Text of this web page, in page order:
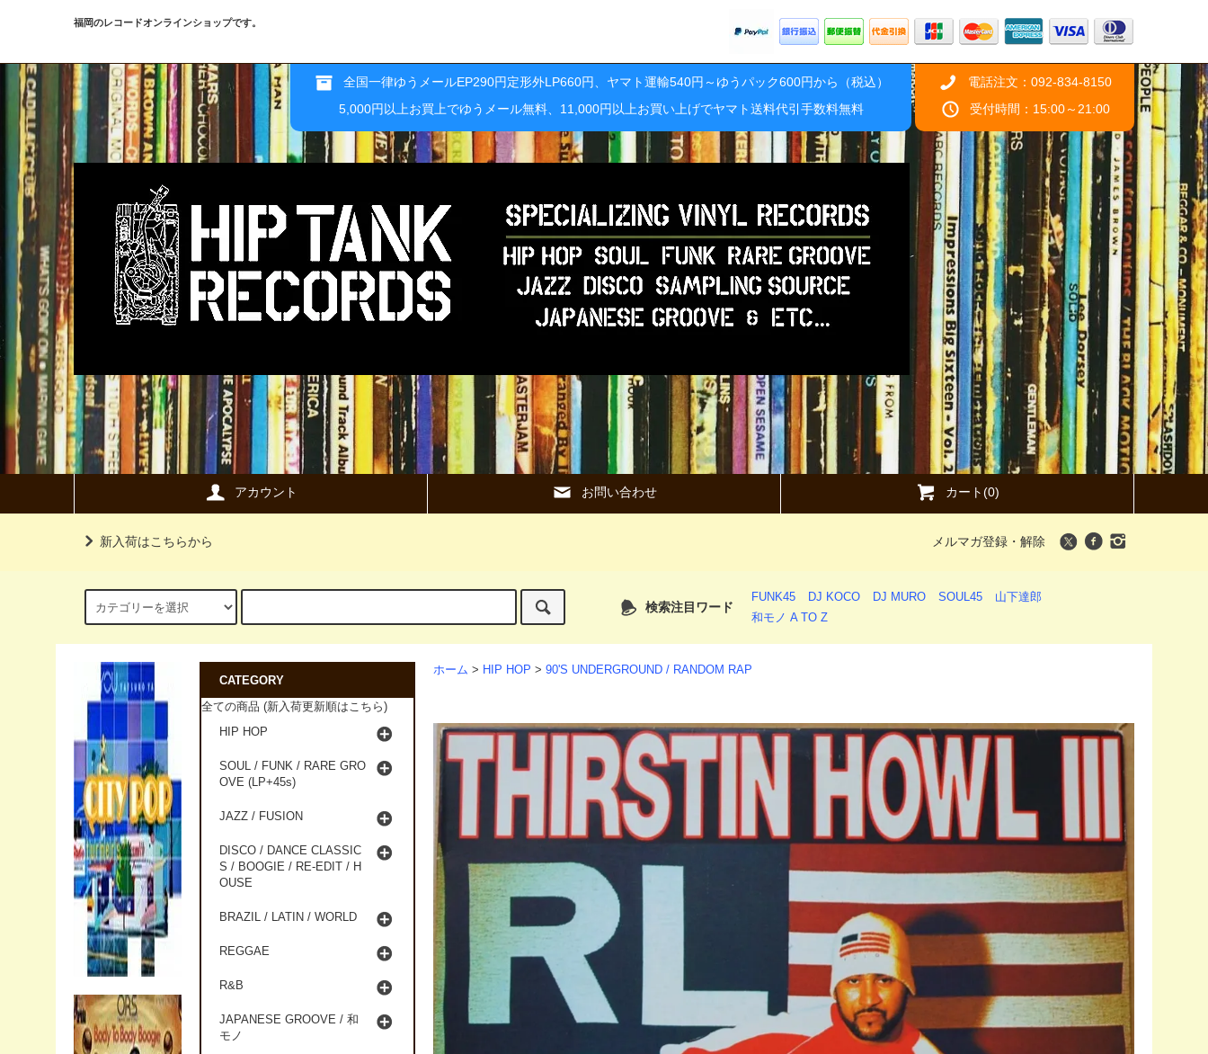
福岡のレコードオンラインショップです。
全国一律ゆうメールEP290円定形外LP660円、ヤマト運輸540円～ゆうパック600円から（税込）
5,000円以上お買上でゆうメール無料、11,000円以上お買い上げでヤマト送料代引手数料無料
電話注文：092-834-8150
受付時間：15:00～21:00
アカウント お問い合わせ カート(0)
新入荷はこちらから メルマガ登録・解除
検索注目ワード
FUNK45 DJ KOCO DJ MURO SOUL45
山下達郎
和モノ A TO Z
ホーム > HIP HOP > 90'S UNDERGROUND / RANDOM RAP
CATEGORY
全ての商品 (新入荷更新順はこちら)
HIP HOP
SOUL / FUNK / RARE GRO
OVE (LP+45s)
JAZZ / FUSION
DISCO / DANCE CLASSIC
S / BOOGIE / RE-EDIT / H
OUSE
BRAZIL / LATIN / WORLD
REGGAE
R&B
JAPANESE GROOVE / 和
モノ